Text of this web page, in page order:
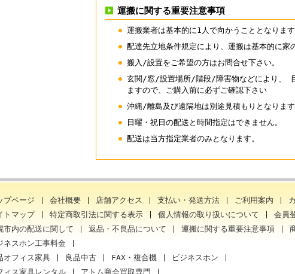
運搬に関する重要注意事項
運搬業者は基本的に1人で向かうこととなりま
配達先立地条件規定により、運搬は基本的に家
搬入/設置をご希望の方はお問合せ下さい。
玄関/窓/設置場所/階段/障害物などにより、
ますので、ご購入前に必ずご確認下さい
沖縄/離島及び遠隔地は別途見積もりとなります
日曜・祝日の配送と時間指定はできません。
配送は当方指定業者のみとなります。
プページ 会社概要 店舗アクセス 支払い・発送方法 ご利用案内
トマップ
特定商取引法に関する表示 個人情報の取り扱いについて 会員
市内の配送に関して
返品・不良品について 運搬に関する重要注意事項
ネスホン工事料金
オフィス家具
良品中古 FAX・複合機
ビジネスホン
ィス家具レンタル
アトム商会買取専門